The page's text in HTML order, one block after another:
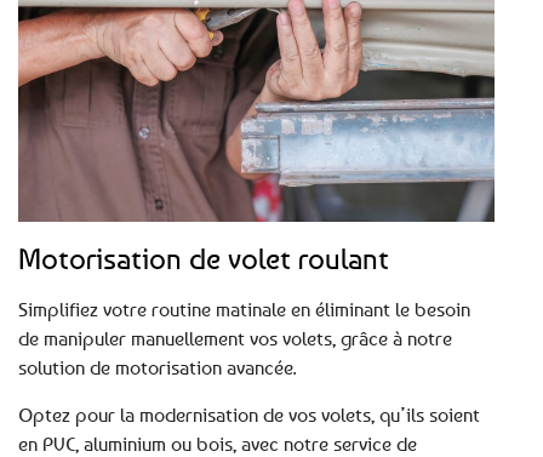
Motorisation de volet roulant
Simplifiez votre routine matinale en éliminant le besoin
de manipuler manuellement vos volets, grâce à notre
solution de motorisation avancée.
Optez pour la modernisation de vos volets, qu’ils soient
en PVC, aluminium ou bois, avec notre service de